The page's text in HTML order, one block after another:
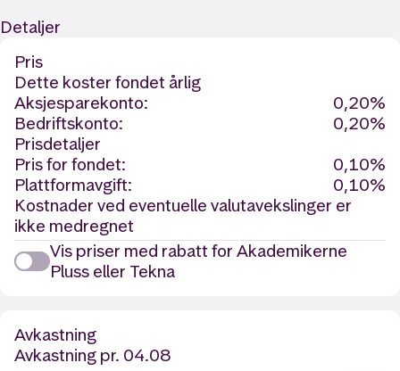
Detaljer
Pris
Dette koster fondet årlig
Aksjesparekonto:
0,20%
Bedriftskonto:
0,20%
Prisdetaljer
Pris for fondet:
0,10%
Plattformavgift:
0,10%
Kostnader ved eventuelle valutavekslinger er
ikke medregnet
Vis priser med rabatt for Akademikerne
Pluss eller Tekna
Avkastning
Avkastning pr. 04.08